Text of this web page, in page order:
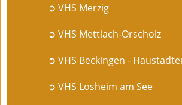
➲ VHS Merzig
➲ VHS Mettlach-Orscholz
➲ VHS Beckingen -
➲ VHS Losheim am See